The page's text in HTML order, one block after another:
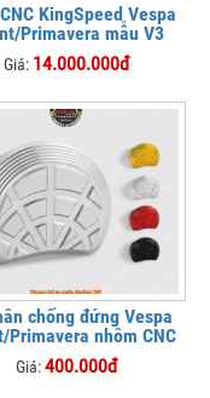
KingSpeed Vespa
Primavera mẫu V3
Giá: 14.000.000đ
chống đứng Vespa
Primavera nhôm CNC
Giá:400.000đ